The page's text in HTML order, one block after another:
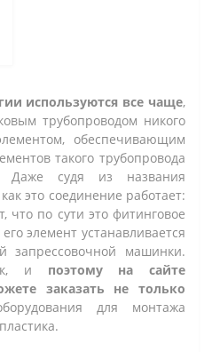
используются все чаще,
трубопроводом никого
обеспечивающим
такого трубопровода
Даже судя из названия
это соединение работает:
что по сути это фитинговое
элемент устанавливается
запрессовочной машинки.
и поэтому на сайте
заказать не только
для монтажа